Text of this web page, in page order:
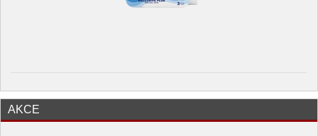
AKCE